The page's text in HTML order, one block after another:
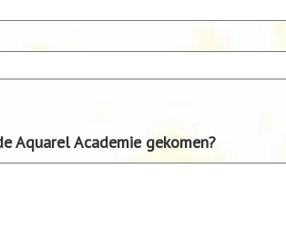
Aquarel Academie gekomen?